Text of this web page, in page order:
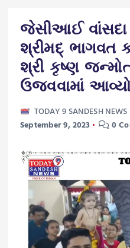
જેસીઆઈ
શ્રીમદ્ ભાગવત
શ્રી કૃષ્ણ
ઉજવવામાં
TODAY 9 SANDESH NEWS
September 9, 2023
0